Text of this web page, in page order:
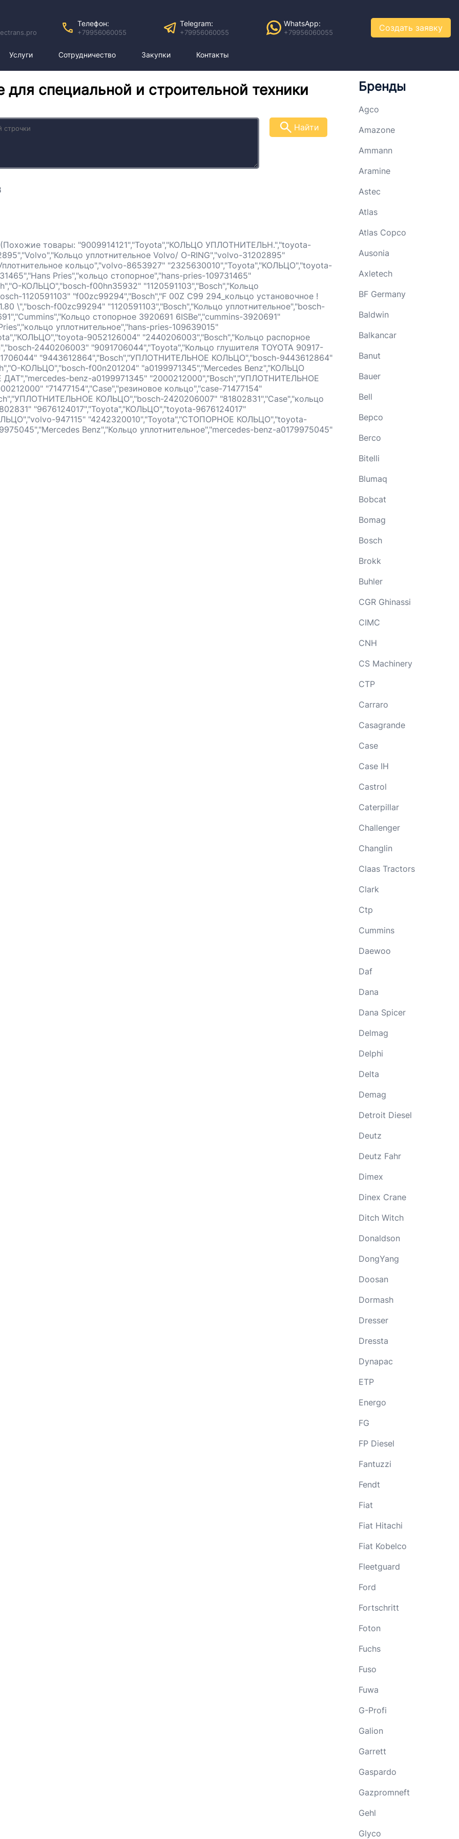
Телефон:
+79956060055
Telegram:
+79956060055
WhatsApp:
+79956060055
Услуги Сотрудничество Закупки Контакты
Создать заявку
для специальной и строительной техники
Найти
(Похожие товары: "9009914121","Toyota","КОЛЬЦО УПЛОТНИТЕЛЬН.","toyota-
уплотнительное Volvo/ O-RING","volvo-31202895"
кольцо","volvo-8653927" "2325630010","Toyota","КОЛЬЦО","toyota-
Pries","кольцо стопорное","hans-pries-109731465"
КОЛЬЦО","bosch-f00hn35932" "1120591103","Bosch","Кольцо
1120591103" "f00zc99294","Bosch","F 00Z C99 294_кольцо установочное !
\","bosch-f00zc99294" "1120591103","Bosch","Кольцо уплотнительное","bosch-
стопорное 3920691 6ISBe","cummins-3920691"
уплотнительное","hans-pries-109639015"
9052126004" "2440206003","Bosch","Кольцо распорное
2440206003" "9091706044","Toyota","Кольцо глушителя TOYOTA 90917-
"9443612864","Bosch","УПЛОТНИТЕЛЬНОЕ КОЛЬЦО","bosch-9443612864"
КОЛЬЦО","bosch-f00n201204" "a0199971345","Mercedes Benz","КОЛЬЦО
benz-a0199971345" "2000212000","Bosch","УПЛОТНИТЕЛЬНОЕ
"71477154","Case","резиновое кольцо","case-71477154"
КОЛЬЦО","bosch-2420206007" "81802831","Case","кольцо
"9676124017","Toyota","КОЛЬЦО","toyota-9676124017"
947115" "4242320010","Toyota","СТОПОРНОЕ КОЛЬЦО","toyota-
Benz","Кольцо уплотнительное","mercedes-benz-a0179975045"
Бренды
Agco
Amazone
Ammann
Aramine
Astec
Atlas
Atlas Copco
Ausonia
Axletech
BF Germany
Baldwin
Balkancar
Banut
Bauer
Bell
Bepco
Berco
Bitelli
Blumaq
Bobcat
Bomag
Bosch
Brokk
Buhler
CGR Ghinassi
CIMC
CNH
CS Machinery
CTP
Carraro
Casagrande
Case
Case IH
Castrol
Caterpillar
Challenger
Changlin
Claas Tractors
Clark
Ctp
Cummins
Daewoo
Daf
Dana
Dana Spicer
Delmag
Delphi
Delta
Demag
Detroit Diesel
Deutz
Deutz Fahr
Dimex
Dinex Crane
Ditch Witch
Donaldson
DongYang
Doosan
Dormash
Dresser
Dressta
Dynapac
ETP
Energo
FG
FP Diesel
Fantuzzi
Fendt
Fiat
Fiat Hitachi
Fiat Kobelco
Fleetguard
Ford
Fortschritt
Foton
Fuchs
Fuso
Fuwa
G-Profi
Galion
Garrett
Gaspardo
Gazpromneft
Gehl
Glyco